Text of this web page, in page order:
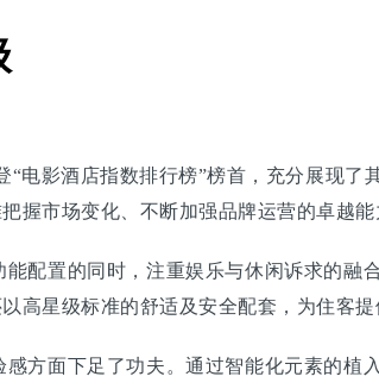
电影酒店指数排行榜”榜首，充分展现了
握市场变化、不断加强品牌运营的卓越能
置的同时，注重娱乐与休闲诉求的融
星级标准的舒适及安全配套，为住客提
面下足了功夫。通过智能化元素的植